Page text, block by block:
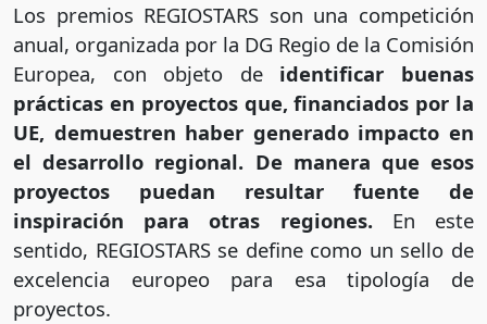
Los premios REGIOSTARS son una competición
anual, organizada por la DG Regio de la Comisión
Europea, con objeto de identificar buenas
prácticas en proyectos que, financiados por la
UE, demuestren haber generado impacto en
el desarrollo regional. De manera que esos
proyectos puedan resultar fuente de
inspiración para otras regiones. En este
sentido, REGIOSTARS se define como un sello de
excelencia europeo para esa tipología de
proyectos.